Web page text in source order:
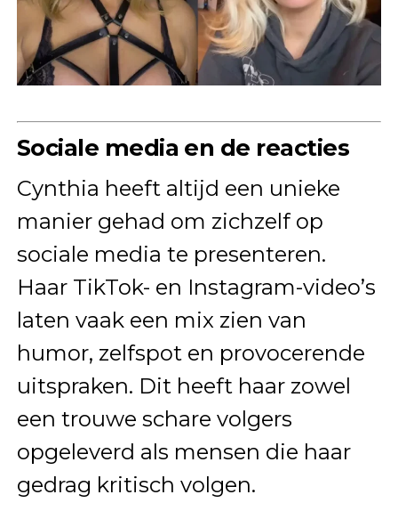
Sociale media en de reacties
Cynthia heeft altijd een unieke
manier gehad om zichzelf op
sociale media te presenteren.
Haar TikTok- en Instagram-video’s
laten vaak een mix zien van
humor, zelfspot en provocerende
uitspraken. Dit heeft haar zowel
een trouwe schare volgers
opgeleverd als mensen die haar
gedrag kritisch volgen.